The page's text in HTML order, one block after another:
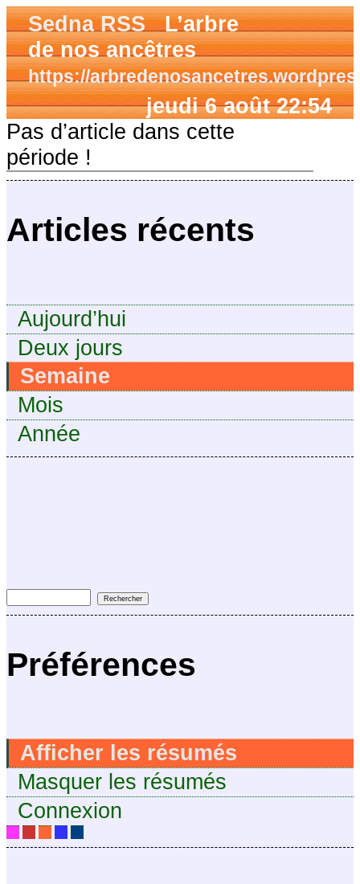
Sedna RSSL’arbre
de nos ancêtres
https://
jeudi 6 août 22:54
Articles récents
Aujourd’hui
Deux jours
Semaine
Mois
Année
Préférences
Afficher les résumés
Masquer les résumés
Connexion
Pas d’article dans cette
période !